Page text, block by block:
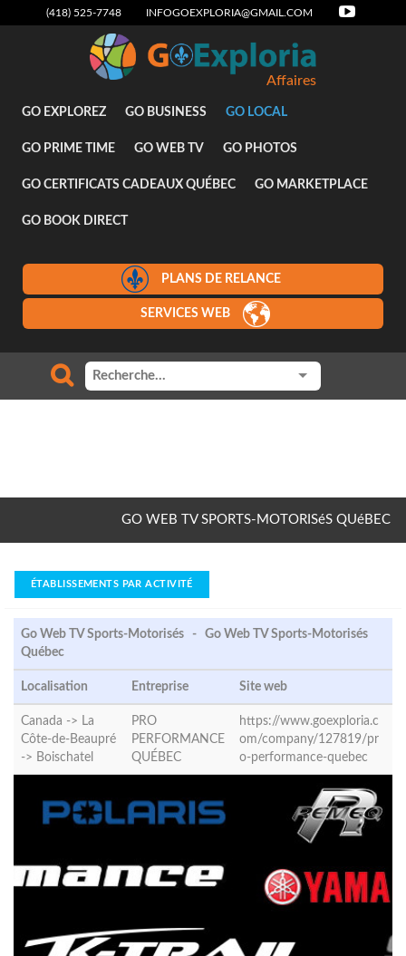
(418) 525-7748 INFOGOEXPLORIA@GMAIL.COM
Affaires
GO EXPLOREZ GO BUSINESS GO LOCAL
GO PRIME TIME GO WEB TV GO PHOTOS
GO CERTIFICATS CADEAUX QUÉBEC GO MARKETPLACE
GO BOOK DIRECT
PLANS DE RELANCE
SERVICES WEB
GO WEB TV SPORTS-MOTORISéS QUéBEC
ÉTABLISSEMENTS PAR ACTIVITÉ
Go Web TV Sports-Motorisés - Go Web TV Sports-Motorisés
Québec
Localisation Entreprise Site web
Canada -> La
Côte-de-Beaupré
-> Boischatel
PRO
PERFORMANCE
QUÉBEC
https://www.goexploria.c
om/company/127819/pr
o-performance-quebec